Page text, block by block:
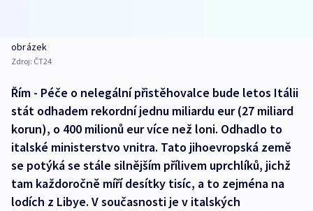
obrázek
Zdroj: ČT24
Řím - Péče o nelegální přistěhovalce bude letos Itálii
stát odhadem rekordní jednu miliardu eur (27 miliard
korun), o 400 milionů eur více než loni. Odhadlo to
italské ministerstvo vnitra. Tato jihoevropská země
se potýká se stále silnějším přílivem uprchlíků, jichž
tam každoročně míří desítky tisíc, a to zejména na
lodích z Libye. V současnosti je v italských